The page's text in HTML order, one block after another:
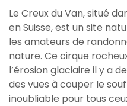
Le Creux du Van, situé
en Suisse, est un site
les amateurs de
nature. Ce cirque
l’érosion glaciaire il y a
des vues à couper le
inoubliable pour tous